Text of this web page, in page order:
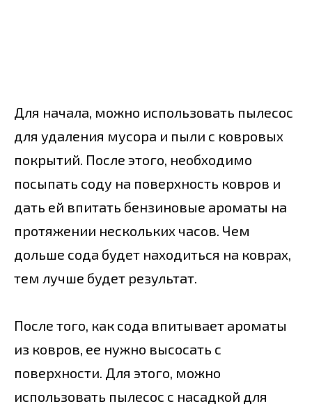
Для начала, можно использовать пылесос
для удаления мусора и пыли с ковровых
покрытий. После этого, необходимо
посыпать соду на поверхность ковров и
дать ей впитать бензиновые ароматы на
протяжении нескольких часов. Чем
дольше сода будет находиться на коврах,
тем лучше будет результат.
После того, как сода впитывает ароматы
из ковров, ее нужно высосать с
поверхности. Для этого, можно
использовать пылесос с насадкой для